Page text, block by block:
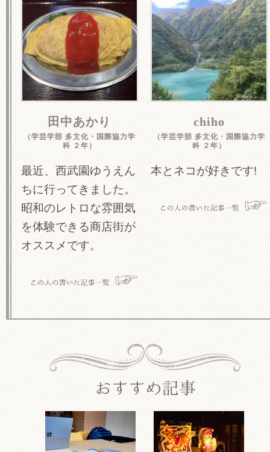
田中あかり
（学芸学部 多文化・国際協力学
科 ２年）
最近、西武園ゆうえん
ちに行ってきました。
昭和のレトロな雰囲気
を体験できる商店街が
オススメです。
chiho
（学芸学部 多文化・国際協力学
科 ２年）
本とネコが好きです!